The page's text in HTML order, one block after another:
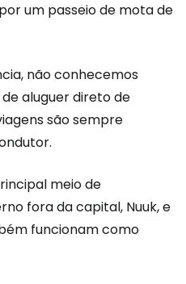
um passeio de mota de
não conhecemos
aluguer direto de
são sempre
meio de
fora da capital, Nuuk, e
funcionam como